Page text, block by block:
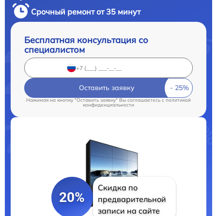
Срочный ремонт от 35 минут
Бесплатная консультация со
специалистом
Оставить заявку
Нажимая на кнопку "Оставить заявку" Вы соглашаетесь c политикой
конфиденциальности
20%
Скидка по
предварительной
записи на сайте